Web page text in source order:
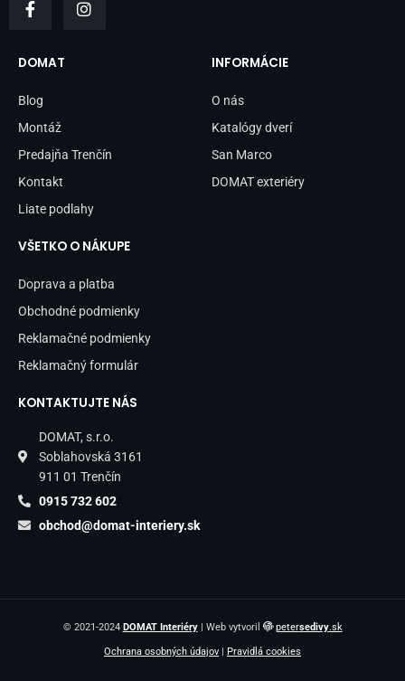
a
b
o
k
-
n
DOMAT
Blog
Montáž
Predajňa Trenčín
Kontakt
Liate podlahy
INFORMÁCIE
O nás
Katalógy dverí
San Marco
DOMAT exteriéry
VŠETKO O NÁKUPE
Doprava a platba
Obchodné podmienky
Reklamačné podmienky
Reklamačný formulár
KONTAKTUJTE NÁS
DOMAT, s.r.o.
Soblahovská 3161
911 01 Trenčín
0915 732 602
obchod@domat-interiery.sk
© 2021-2024 DOMAT Interiéry| Web vytvoril petersedivy.sk
Ochrana osobných údajov | Pravidlá cookies